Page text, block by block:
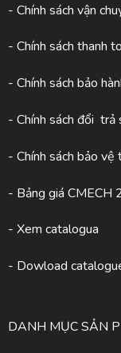
- Chính sách vận
- Chính sách thanh
- Chính sách bảo
- Chính sách đổi trả
- Chính sách bảo vệ
- Bảng giá CMECH
- Xem catalogua
- Dowload
DANH MỤC SẢN